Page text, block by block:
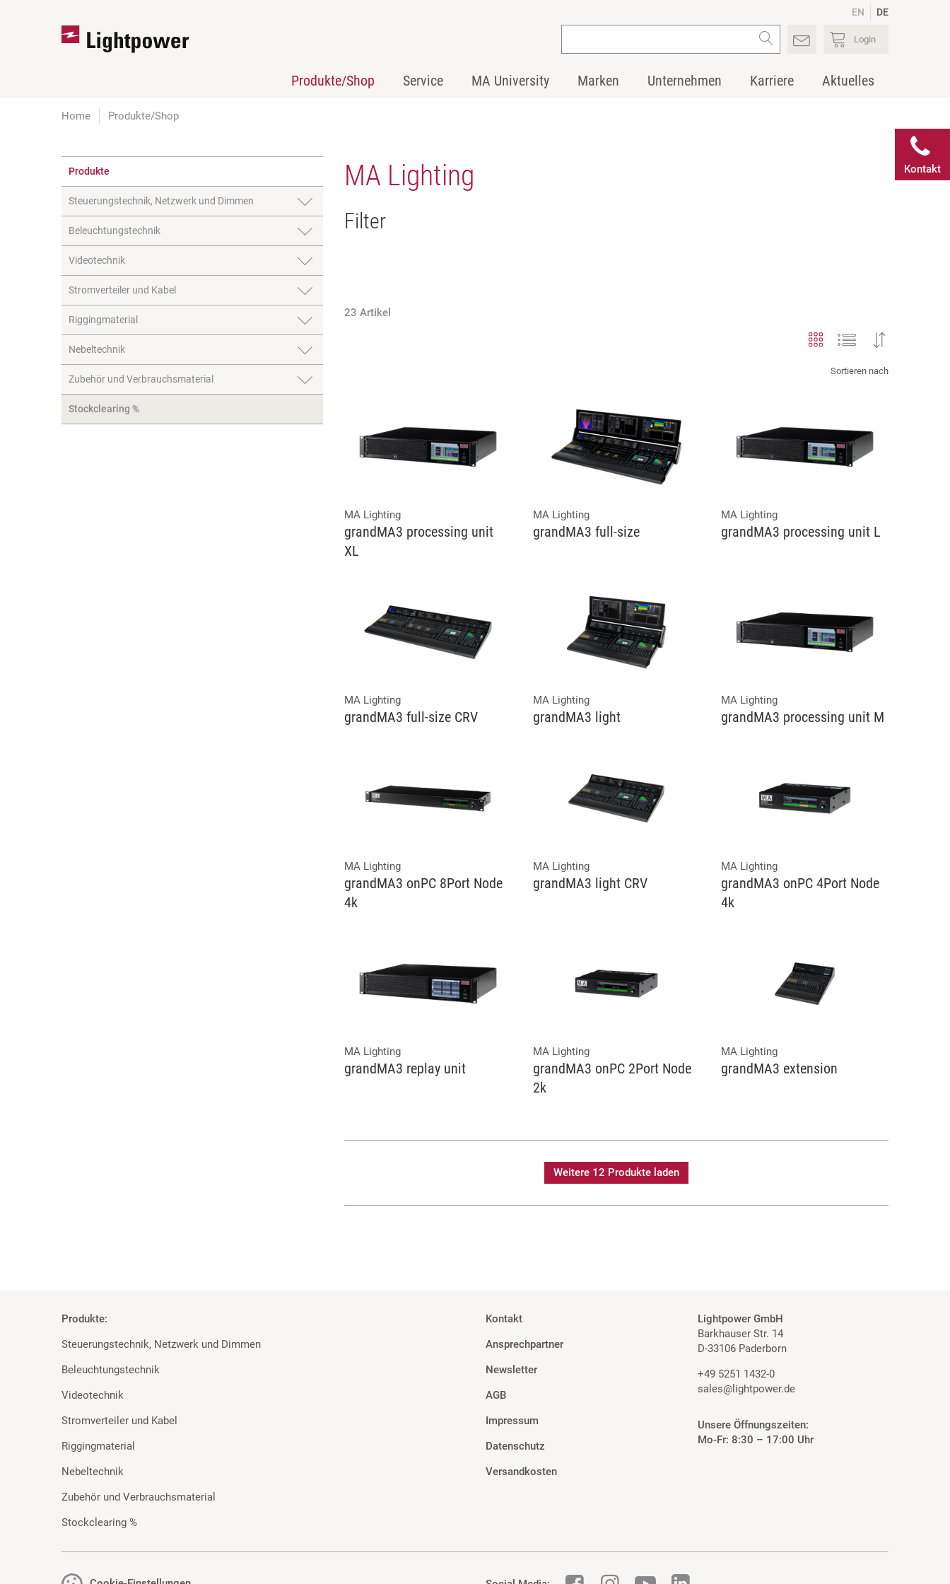
EN DE
Login
Produkte/Shop Service MA University Marken Unternehmen Karriere Aktuelles
Home Produkte/Shop
Kontakt
Produkte
Steuerungstechnik, Netzwerk und Dimmen
Beleuchtungstechnik
Videotechnik
Stromverteiler und Kabel
Riggingmaterial
Nebeltechnik
Zubehör und Verbrauchsmaterial
Stockclearing %
MA Lighting
Filter
23 Artikel
Sortieren nach
MA Lighting
grandMA3 processing unit
XL
MA Lighting
grandMA3 full-size
MA Lighting
grandMA3 processing unit L
MA Lighting
grandMA3 full-size CRV
MA Lighting
grandMA3 light
MA Lighting
grandMA3 processing unit M
MA Lighting
grandMA3 onPC 8Port Node
4k
MA Lighting
grandMA3 light CRV
MA Lighting
grandMA3 onPC 4Port Node
4k
MA Lighting
grandMA3 replay unit
MA Lighting
grandMA3 onPC 2Port Node
2k
MA Lighting
grandMA3 extension
Weitere 12 Produkte laden
Produkte:
Steuerungstechnik, Netzwerk und Dimmen
Beleuchtungstechnik
Videotechnik
Stromverteiler und Kabel
Riggingmaterial
Nebeltechnik
Zubehör und Verbrauchsmaterial
Stockclearing %
Kontakt
Ansprechpartner
Newsletter
AGB
Impressum
Datenschutz
Versandkosten
Lightpower GmbH
Barkhauser Str. 14
D-33106 Paderborn
+49 5251 1432-0
sales@lightpower.de
Unsere Öffnungszeiten:
Mo-Fr: 8:30 – 17:00 Uhr